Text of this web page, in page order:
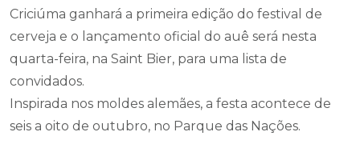
Criciúma ganhará a primeira edição do festival de
cerveja e o lançamento oficial do auê será nesta
quarta-feira, na Saint Bier, para uma lista de
convidados.
Inspirada nos moldes alemães, a festa acontece de
seis a oito de outubro, no Parque das Nações.